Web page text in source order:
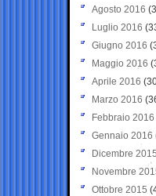
Agosto 2016
Luglio 2016
Giugno 2016
Maggio 2016
Aprile 2016
Marzo 2016
Febbraio 2016
Gennaio 2016
Dicembre 2015
Novembre
Ottobre 2015